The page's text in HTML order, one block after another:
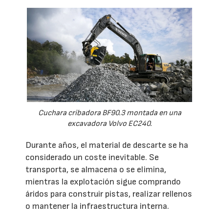
Cuchara cribadora BF90.3 montada en una
excavadora Volvo EC240.
Durante años, el material de descarte se ha
considerado un coste inevitable. Se
transporta, se almacena o se elimina,
mientras la explotación sigue comprando
áridos para construir pistas, realizar rellenos
o mantener la infraestructura interna.